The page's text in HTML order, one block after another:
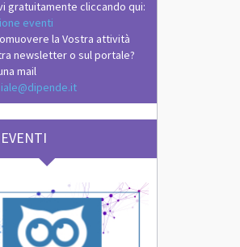
gratuitamente cliccando qui:
eventi
la Vostra attività
newsletter o sul portale?
mail